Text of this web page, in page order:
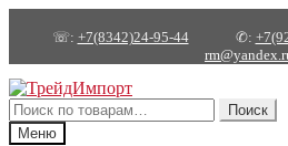
☏: +7(8342)24-95-44✆:
Перейти
к
навигации
Перейти
к
содержимому
Искать:
Поиск
Меню